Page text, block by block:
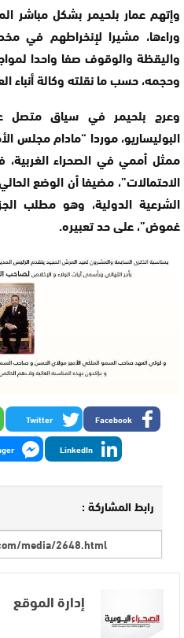
وإتهم عمار بلحيمر بشكل مباشر
وراءها، مشيرا لإنخراطهم في
واليقظة والوقوف صفا واحدا
وحجمه، حسب ما نقلته وكالة أنباء
وعرج بلحيمر في سياق متصل
البوليساريو، موردا “مادام مجلس
ممثل أممي في الصحراء
الاحتمالات”، مضيفا أن الوضع
الشرعية الدولية، وهو مطلب
غموض”، على حد تعبيره.
Facebook
Twitter
LinkedIn
رابط المشاركة :
إدارة الموقع